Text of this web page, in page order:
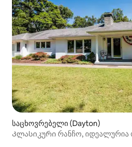
საცხოვრებელი (Dayton)
Კლასიკური რანჩო, იდეალურია